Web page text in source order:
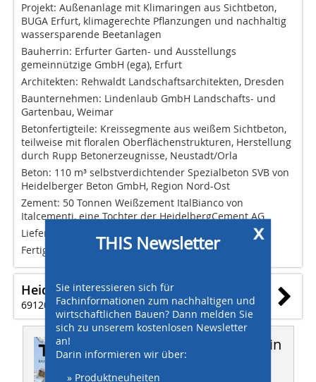
Projekt: Außenanlage mit Klimaringen aus Sichtbeton,
BUGA Erfurt, klimagerechte Pflanzungen und nachhaltig
wassersparende Beetanlagen
Bauherrin: Erfurter Garten- und Ausstellungs
gemeinnützige GmbH (ega), Erfurt
Architekten: Rehwaldt Landschaftsarchitekten, Dresden
Baunternehmen: Lindenlaub GmbH Landschafts- und
Gartenbau, Weimar
Betonfertigteile: Kreissegmente aus weißem Sichtbeton,
teilweise mit floralen Oberflächenstrukturen, Herstellung
durch Rupp Betonerzeugnisse, Neustadt/Orla
Beton: 110 m³ selbstverdichtender Spezialbeton SVB von
Heidelberger Beton GmbH, Region Nord-Ost
Zement: 50 Tonnen Weißzement ItalBianco von
Italcementi, eine Tochter der HeidelbergCement AG
Lieferwerk: Heidelberger Beton GmbH, Saalfeld
Fertigstellung: April 2021
HeidelbergCement AG
69120 Heidelberg
Dieser Artikel erschien in
THIS 10/2021
x
THIS Newsletter
Sie interessieren sich für
Fachinformationen zum nachhaltigen und
wirtschaftlichen Bauen? Dann melden Sie
sich zu unserem kostenlosen Newsletter
an!
Darin informieren wir über:
» Produktneuheiten